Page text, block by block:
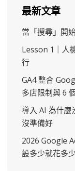
最新文章
當「搜尋」開
Lesson 1｜人
行
GA4 整合
多店限制與 6
導入 AI 為什
沒準備好
2026 Google
設多少就花多